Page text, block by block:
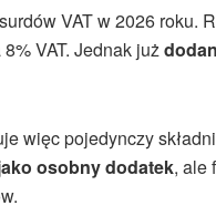
VAT w 2026 roku.
VAT. Jednak już
więc pojedynczy
osobny dodatek, ale